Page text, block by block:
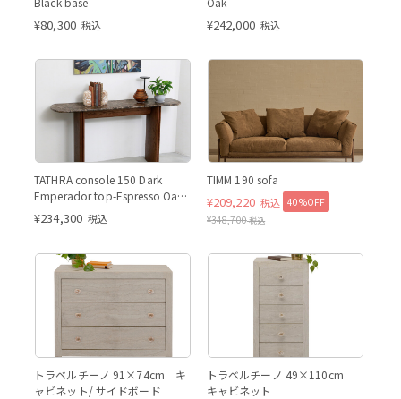
¥80,300 税込 ¥242,000 税込
TATHRA console 150 Dark
Emperador top-Espresso Oak
leg
¥234,300 税込
BAYOU (付属クッションは3
つ)
TIMM 190 sofa
¥209,220 税込 40%OFF
¥348,700税込
トラベルチーノ 91×74cm キ
ャビネット/ サイドボード
トラベルチーノ 49×110cm
キャビネット